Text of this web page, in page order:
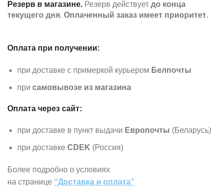
Резерв в магазине. Резерв действует до конца
текущего дня. Оплаченный заказ имеет приоритет.
Оплата при получении:
при доставке с примеркой курьером Белпочты
при самовывозе из магазина
Оплата через сайт:
при доставке в пункт выдачи Европочты (Беларусь)
при доставке CDEK (Россия)
Более подробно о условиях
на странице “Доставка и оплата”